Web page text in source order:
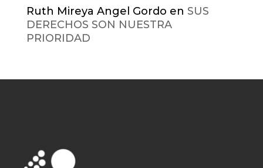
Ruth Mireya Angel Gordo en SUS
DERECHOS SON NUESTRA
PRIORIDAD